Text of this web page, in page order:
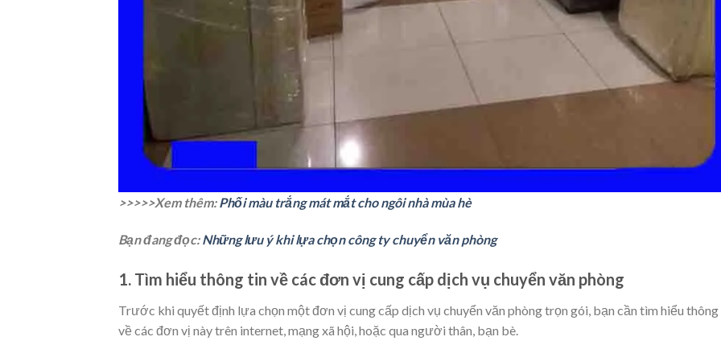
>>>>>Xem thêm:Phối màu trắng mát mắt cho ngôi nhà mùa hè
Bạn đang đọc:Những lưu ý khi lựa chọn công ty chuyển văn phòng
1. Tìm hiểu thông tin về các đơn vị cung cấp dịch vụ chuyển văn phòng
Trước khi quyết định lựa chọn một đơn vị cung cấp dịch vụ chuyển văn phòng trọn gói, bạn cần tìm hiểu
về các đơn vị này trên internet, mạng xã hội, hoặc qua người thân, bạn bè.